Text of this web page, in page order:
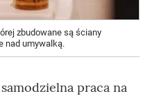
zbudowane są ściany
nad umywalką.
praca na